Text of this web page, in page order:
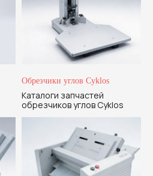
Обрезчики углов Cyklos
Каталоги запчастей
обрезчиков углов Cyklos